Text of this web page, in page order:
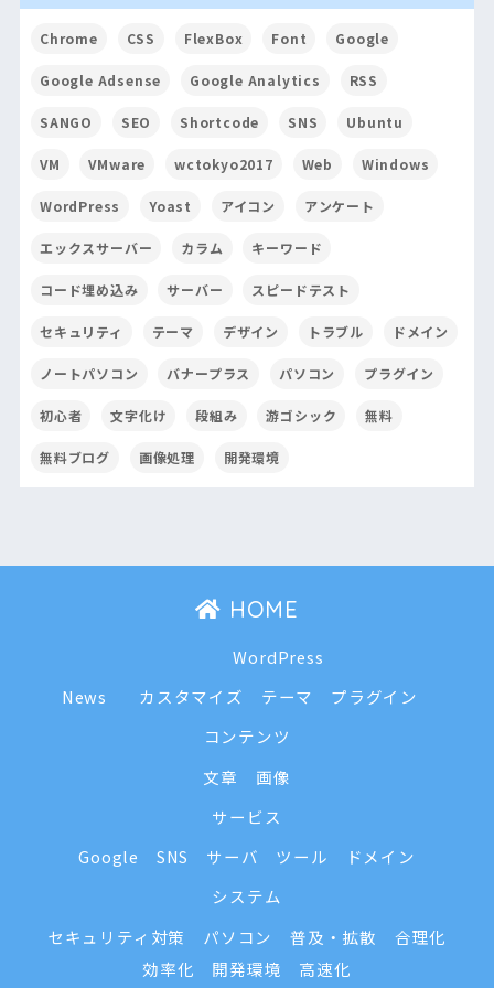
Chrome CSS FlexBox Font Google
Google Adsense Google Analytics RSS
SANGO SEO Shortcode SNS Ubuntu
VM VMware wctokyo2017 Web Windows
WordPress Yoast アイコン アンケート
エックスサーバー カラム キーワード
コード埋め込み サーバー スピードテスト
セキュリティ テーマ デザイン トラブル ドメイン
ノートパソコン バナープラス パソコン プラグイン
初心者 文字化け 段組み 游ゴシック 無料
無料ブログ 画像処理 開発環境
HOME
News
WordPress
カスタマイズ
テーマ
プラグイン
コンテンツ
文章
画像
サービス
Google
SNS サーバ ツール
ドメイン
システム
セキュリティ対策
パソコン 普及・拡散
合理化
効率化
開発環境 高速化